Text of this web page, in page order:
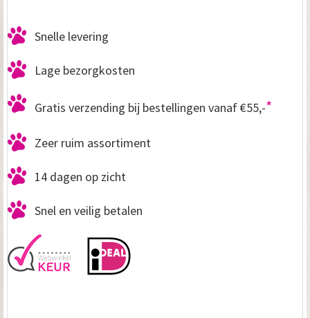
Snelle levering
Lage bezorgkosten
Gratis verzending bij bestellingen vanaf €55,-*
Zeer ruim assortiment
14 dagen op zicht
Snel en veilig betalen